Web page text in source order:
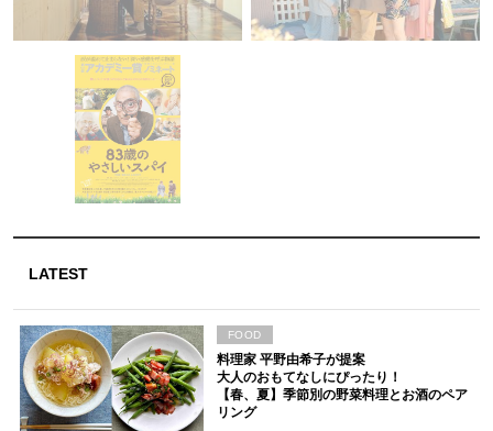
LATEST
料理家 平野由希子が提案
大人のおもてなしにぴったり！
【春、夏】季節別の野菜料理とお酒のペア
リング
FOOD